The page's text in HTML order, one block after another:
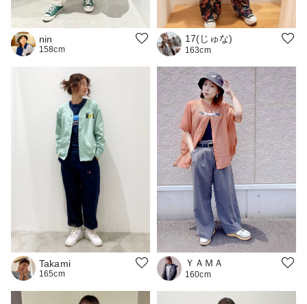
nin
158cm
17(じゅな)
163cm
Takami
165cm
ＹＡＭＡ
160cm